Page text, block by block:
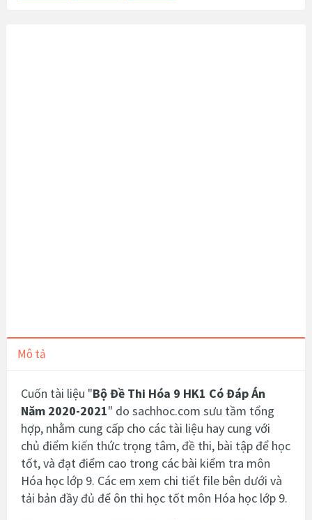
Mô tả
Cuốn tài liệu "Bộ Đề Thi Hóa 9 HK1 Có Đáp Án
Năm 2020-2021" do sachhoc.com sưu tầm tổng
hợp, nhằm cung cấp cho các tài liệu hay cung với
chủ điểm kiến thức trọng tâm, đề thi, bài tập để học
tốt, và đạt điểm cao trong các bài kiểm tra môn
Hóa học lớp 9. Các em xem chi tiết file bên dưới và
tải bản đầy đủ để ôn thi học tốt môn Hóa học lớp 9.